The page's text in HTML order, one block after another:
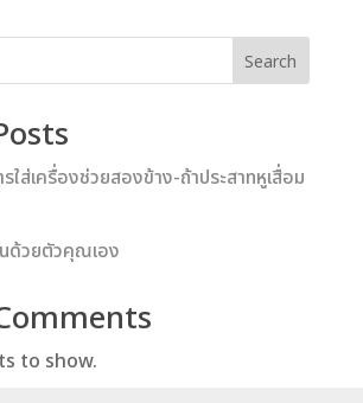
Search
ใส่เครื่องช่วยสองข้าง-ถ้าประสาทหูเสื่อม
ด้วยตัวคุณเอง
to show.